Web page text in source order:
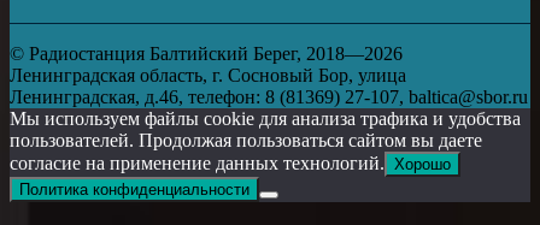
© Радиостанция Балтийский Берег, 2018—2026
Ленинградская область, г. Сосновый Бор, улица
Ленинградская, д.46, телефон: 8 (81369) 27-107, baltica@sbor.ru
Мы используем файлы cookie для анализа трафика и удобства
пользователей. Продолжая пользоваться сайтом вы даете
согласие на применение данных технологий. Хорошо
Политика конфиденциальности